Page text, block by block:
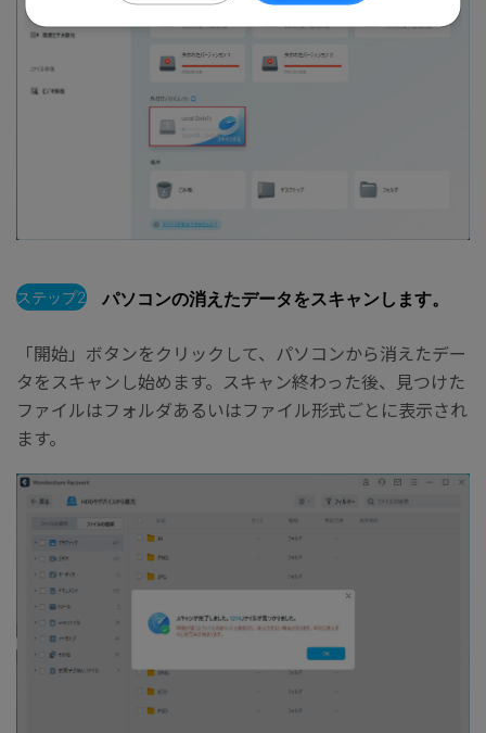
ステップ2 パソコンの消えたデータをスキャンします。
「開始」ボタンをクリックして、パソコンから消えたデー
タをスキャンし始めます。スキャン終わった後、見つけた
ファイルはフォルダあるいはファイル形式ごとに表示され
ます。